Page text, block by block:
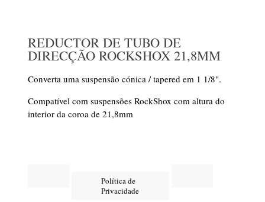
REDUCTOR DE TUBO DE
DIRECÇÃO ROCKSHOX 21,8MM
Converta uma suspensão cónica / tapered em 1 1/8".
Compatível com suspensões RockShox com altura do
interior da coroa de 21,8mm
Política de
Privacidade